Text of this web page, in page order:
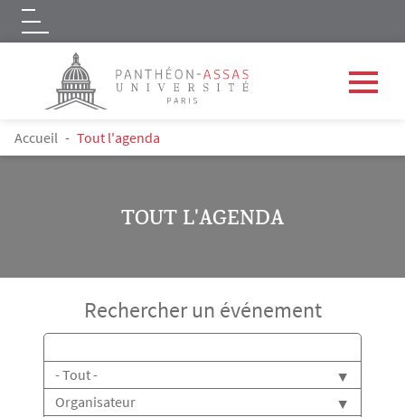
Aller au contenu principal
Logo
FIL D'ARIANE
Accueil Tout l'agenda
TOUT L'AGENDA
Rechercher un événement